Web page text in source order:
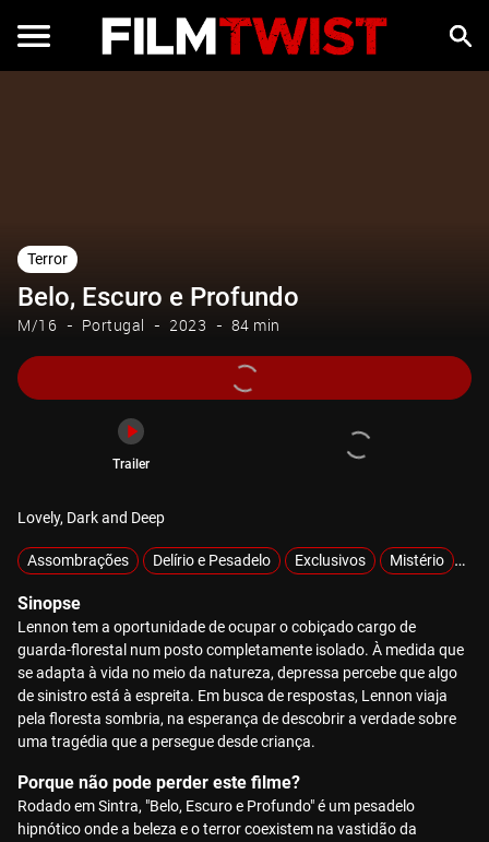
Terror
Belo, Escuro e Profundo
M/16 Portugal 2023 84 min
Trailer
Lovely, Dark and Deep
Assombrações Delírio e Pesadelo Exclusivos Mistério
Sinopse
Lennon tem a oportunidade de ocupar o cobiçado cargo de
guarda-florestal num posto completamente isolado. À medida que
se adapta à vida no meio da natureza, depressa percebe que algo
de sinistro está à espreita. Em busca de respostas, Lennon viaja
pela floresta sombria, na esperança de descobrir a verdade sobre
uma tragédia que a persegue desde criança.
Porque não pode perder este filme?
Rodado em Sintra, "Belo, Escuro e Profundo" é um pesadelo
hipnótico onde a beleza e o terror coexistem na vastidão da